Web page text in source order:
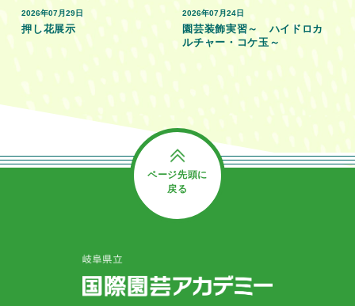
2026年07月29日
押し花展示
2026年07月24日
園芸装飾実習～ ハイドロカ
ルチャー・コケ玉～
ページ先頭に
戻る